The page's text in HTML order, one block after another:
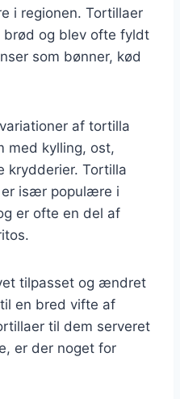
i regionen. Tortillaer
brød og blev ofte fyldt
som bønner, kød
af tortilla
med kylling, ost,
krydderier. Tortilla
er især populære i
er ofte en del af
tilpasset og ændret
en bred vifte af
til dem serveret
er der noget for